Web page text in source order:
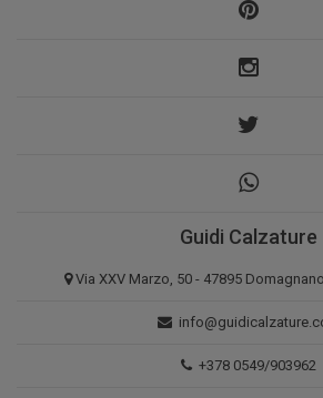
Guidi Calzature
Via XXV Marzo, 50 - 47895
+378 0549/903962